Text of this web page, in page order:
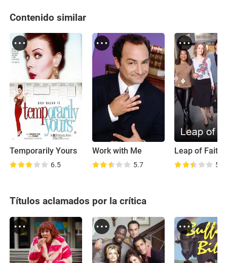
Contenido similar
Temporarily Yours
6.5
Work with Me
5.7
Leap of Faith
5.5
Títulos aclamados por la crítica